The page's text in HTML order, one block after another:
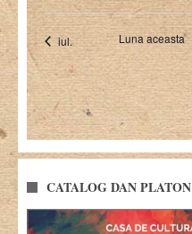
CATALOG DAN PLATON